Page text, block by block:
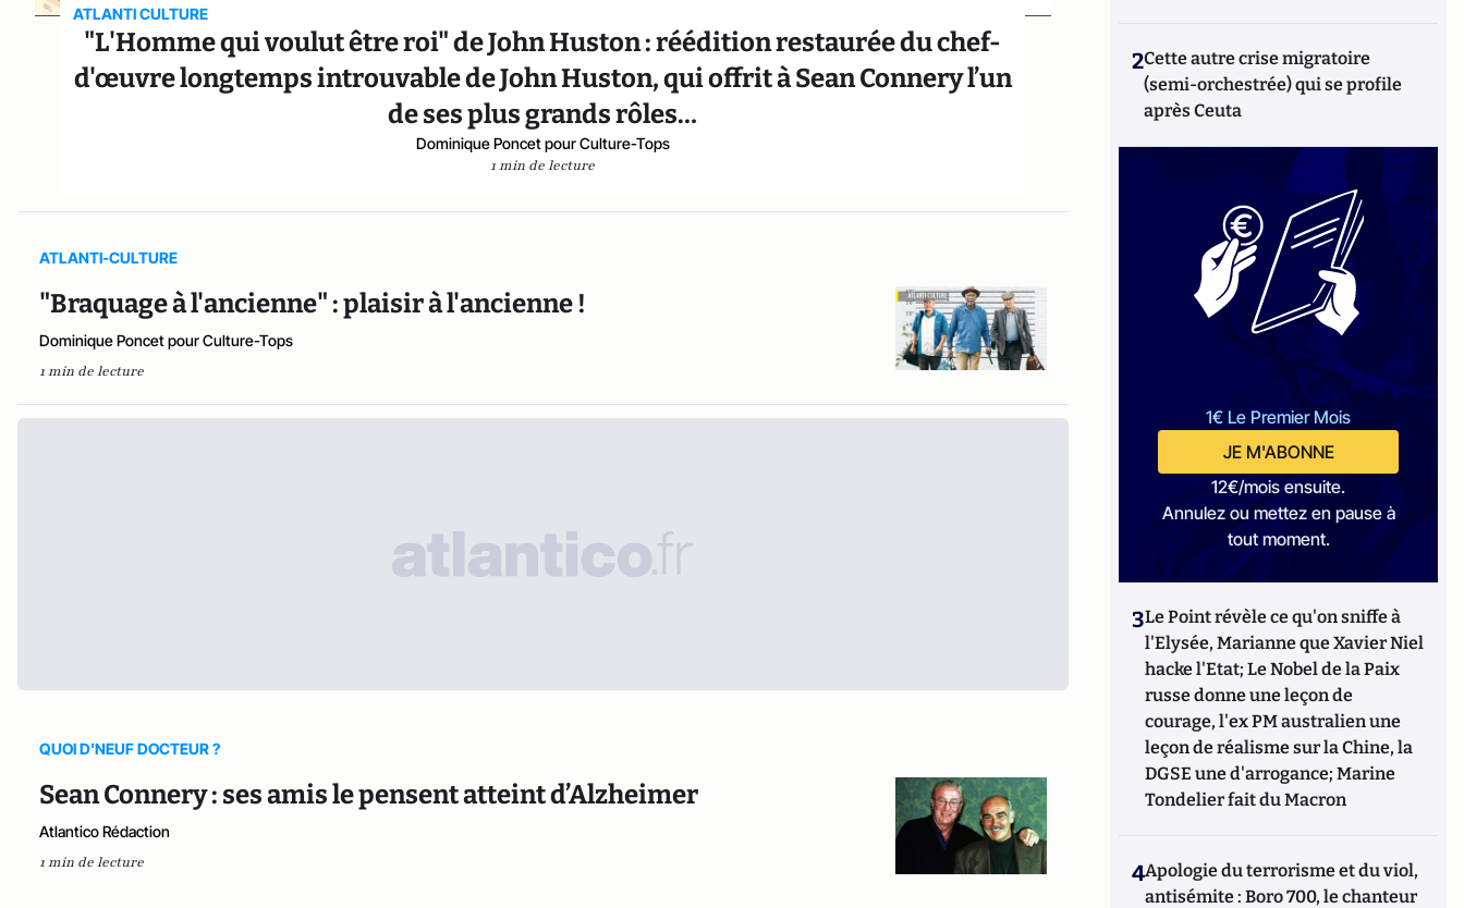
ATLANTI CULTURE
"L'Homme qui voulut être roi" de John Huston : réédition restaurée du chef-
d'œuvre longtemps introuvable de John Huston, qui offrit à Sean Connery l’un
de ses plus grands rôles…
Dominique Poncet pour Culture-Tops
1 min de lecture
ATLANTI-CULTURE
"Braquage à l'ancienne" : plaisir à l'ancienne !
Dominique Poncet pour Culture-Tops
1 min de lecture
QUOI D'NEUF DOCTEUR ?
Sean Connery : ses amis le pensent atteint d’Alzheimer
Atlantico Rédaction
1 min de lecture
2Cette autre crise migratoire
(semi-orchestrée) qui se profile
après Ceuta
1€ Le Premier Mois
JE M'ABONNE
12€/mois ensuite.
Annulez ou mettez en pause à
tout moment.
3Le Point révèle ce qu'on sniffe à
l'Elysée, Marianne que Xavier Niel
hacke l'Etat; Le Nobel de la Paix
russe donne une leçon de
courage, l'ex PM australien une
leçon de réalisme sur la Chine, la
DGSE une d'arrogance; Marine
Tondelier fait du Macron
4Apologie du terrorisme et du viol,
antisémite : Boro 700, le chanteur